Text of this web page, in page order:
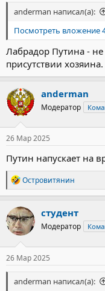
anderman написал(а):
Посмотреть вложение
Лабрадор Путина - не
присутствии
anderman
Модератор
26 Мар 2025
Путин напускает на
Р
е
а
к
ц
и
и
:
Островитянин
студент
Модератор
26 Мар 2025
anderman написал(а):